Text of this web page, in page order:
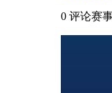
0 评论赛